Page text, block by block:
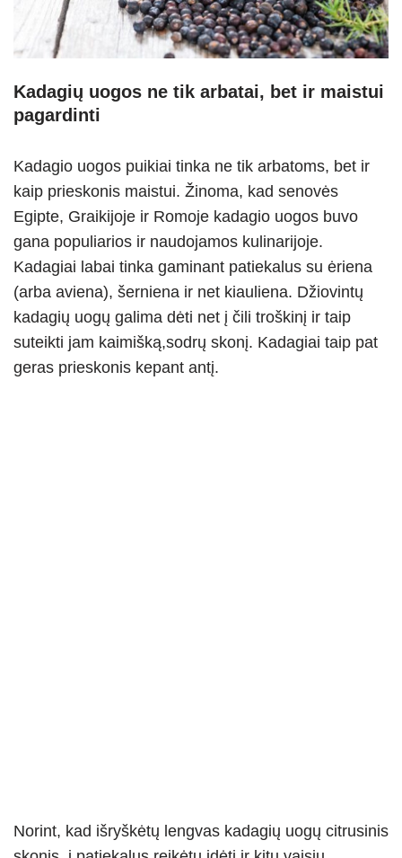
Kadagių uogos ne tik arbatai, bet ir maistui
pagardinti
Kadagio uogos puikiai tinka ne tik arbatoms, bet ir
kaip prieskonis maistui. Žinoma, kad senovės
Egipte, Graikijoje ir Romoje kadagio uogos buvo
gana populiarios ir naudojamos kulinarijoje.
Kadagiai labai tinka gaminant patiekalus su ėriena
(arba aviena), šerniena ir net kiauliena. Džiovintų
kadagių uogų galima dėti net į čili troškinį ir taip
suteikti jam kaimišką,sodrų skonį. Kadagiai taip pat
geras prieskonis kepant antį.
Norint, kad išryškėtų lengvas kadagių uogų citrusinis